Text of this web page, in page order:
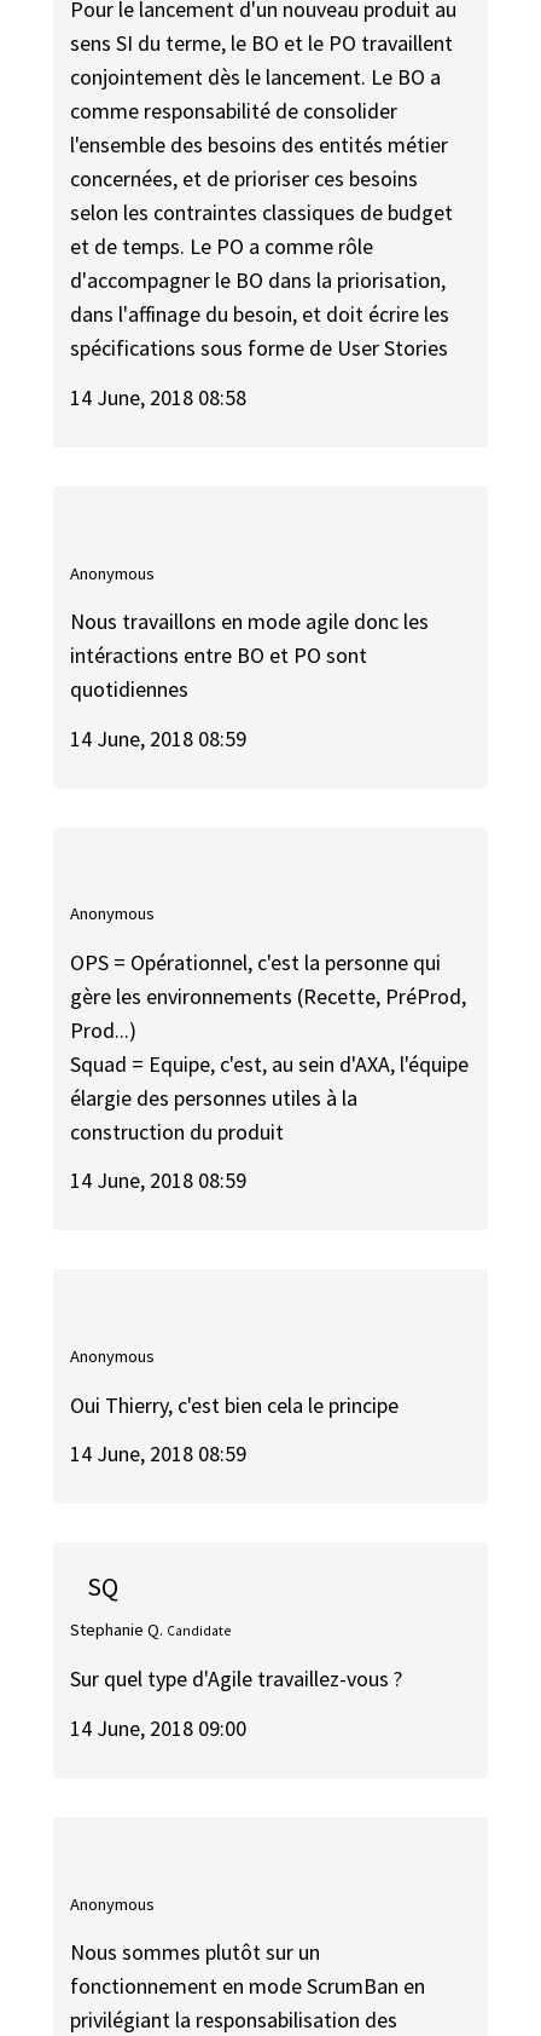
Pour le lancement d'un nouveau produit au
sens SI du terme, le BO et le PO travaillent
conjointement dès le lancement. Le BO a
comme responsabilité de consolider
l'ensemble des besoins des entités métier
concernées, et de prioriser ces besoins
selon les contraintes classiques de budget
et de temps. Le PO a comme rôle
d'accompagner le BO dans la priorisation,
dans l'affinage du besoin, et doit écrire les
spécifications sous forme de User Stories
14 June, 2018 08:58
Anonymous
Nous travaillons en mode agile donc les
intéractions entre BO et PO sont
quotidiennes
14 June, 2018 08:59
Anonymous
OPS = Opérationnel, c'est la personne qui
gère les environnements (Recette, PréProd,
Prod...)
Squad = Equipe, c'est, au sein d'AXA, l'équipe
élargie des personnes utiles à la
construction du produit
14 June, 2018 08:59
Anonymous
Oui Thierry, c'est bien cela le principe
14 June, 2018 08:59
SQ
Stephanie Q. Candidate
Sur quel type d'Agile travaillez-vous ?
14 June, 2018 09:00
Anonymous
Nous sommes plutôt sur un
fonctionnement en mode ScrumBan en
privilégiant la responsabilisation des